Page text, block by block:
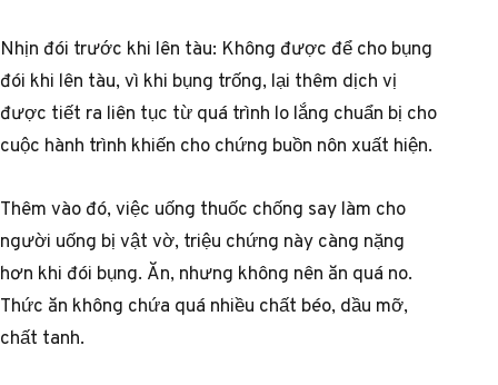
Nhịn đói trước khi lên tàu: Không được để cho bụng
đói khi lên tàu, vì khi bụng trống, lại thêm dịch vị
được tiết ra liên tục từ quá trình lo lắng chuẩn bị cho
cuộc hành trình khiến cho chứng buồn nôn xuất hiện.
Thêm vào đó, việc uống thuốc chống say làm cho
người uống bị vật vờ, triệu chứng này càng nặng
hơn khi đói bụng. Ăn, nhưng không nên ăn quá no.
Thức ăn không chứa quá nhiều chất béo, dầu mỡ,
chất tanh.